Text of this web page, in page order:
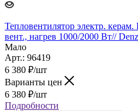
Тепловентилятор электр.
вент., нагрев 1000/2000 Вт//
Мало
Арт.: 96419
6 380 ₽/шт
Варианты цен
6 380 ₽/шт
Подробности